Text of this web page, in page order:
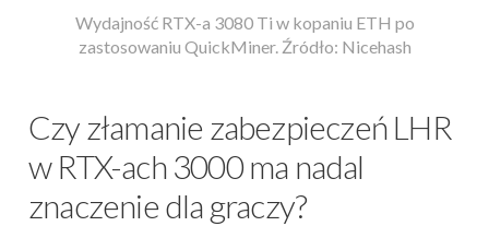
Wydajność RTX-a 3080 Ti w kopaniu ETH po
zastosowaniu QuickMiner. Źródło: Nicehash
Czy złamanie zabezpieczeń LHR
w RTX-ach 3000 ma nadal
znaczenie dla graczy?